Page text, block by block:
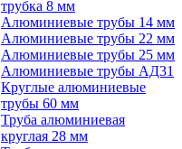
трубка 8 мм
Алюминиевые трубы 14 мм
Алюминиевые трубы 22 мм
Алюминиевые трубы 25 мм
Алюминиевые трубы АД31
Круглые алюминиевые
трубы 60 мм
Труба алюминиевая
круглая 28 мм